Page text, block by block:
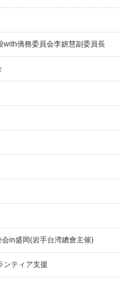
僑務委員会李妍慧副委員長
in盛岡(岩手台湾總會主催)
ティア支援